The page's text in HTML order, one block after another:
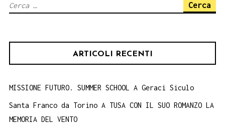
Mauthausen
Ricerca
ARTICOLI RECENTI
MISSIONE FUTURO. SUMMER SCHOOL A Geraci Siculo
Santa Franco da Torino A TUSA CON IL SUO ROMANZO LA
MEMORIA DEL VENTO